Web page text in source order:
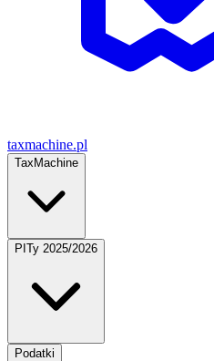
taxmachine.pl
TaxMachine
PITy 2025/2026
Podatki